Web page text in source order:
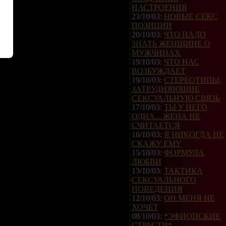
НАСТРОЕНИЯ
23/10/03: НОВЫЕ СЕКС
ПОЗИЦИИ
20/10/03: ЧТО НАДО
ЗНАТЬ ЖЕНЩИНЕ О
МУЖЧИНАХ
19/10/03: ЧТО НАС
ВОЗБУЖДАЕТ
19/10/03: СТЕРЕОТИПЫ,
ЗАТРУДНЯЮЩИЕ
СЕКСУАЛЬНУЮ СВЯЗЬ
17/10/03: ТЫ У НЕГО
ОДНА... ЖЕНА НЕ
СЧИТАЕТСЯ
16/10/03: Я НИКОГДА НЕ
СКАЖУ ЕМУ
15/10/03: ФОРМУЛА
ЛЮБВИ
13/10/03: ТАКТИКА
СЕКСУАЛЬНОГО
ПОВЕДЕНИЯ
12/10/03: ОН МЕНЯ НЕ
ХОЧЕТ
08/10/03: *ЭФИОПСКИЕ